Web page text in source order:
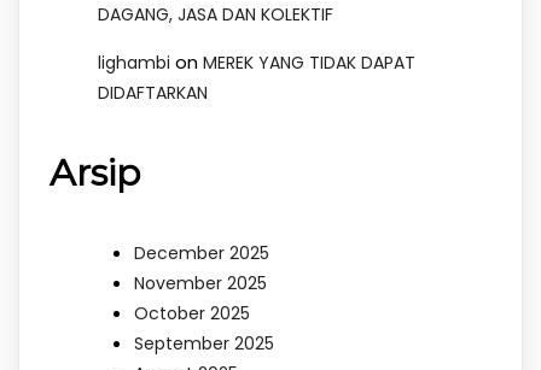
DAGANG, JASA DAN KOLEKTIF
lighambi on MEREK YANG TIDAK DAPAT
DIDAFTARKAN
Arsip
December 2025
November 2025
October 2025
September 2025